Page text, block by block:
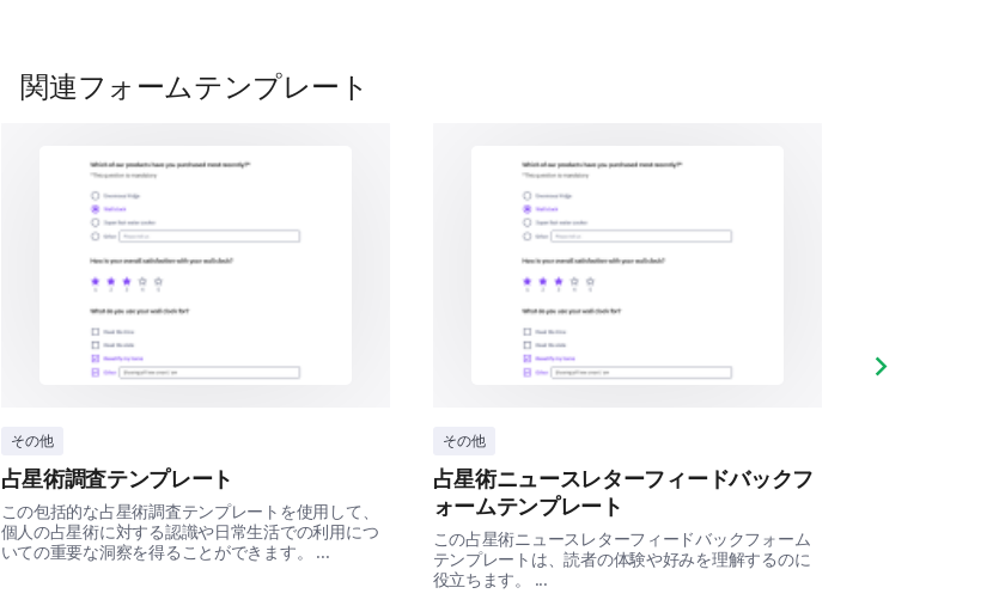
We value your suggestions and ideas.
booking services further.
If you could change something about our travel booking services, what
would it be and why?
Sharing a few more details about you.
To help us understand our customer base better and tailor our services more
effectively, kindly share a few more details about yourself.
関連フォームテンプレート
その他
占星術調査テンプレート
この包括的な占星術調査テンプレートを使用して、
個人の占星術に対する認識や日常生活での利用につ
いての重要な洞察を得ることができます。 ...
その他
占星術ニュースレターフィードバックフ
ォームテンプレート
この占星術ニュースレターフィードバックフォーム
テンプレートは、読者の体験や好みを理解するのに
役立ちます。 ...
Next slide